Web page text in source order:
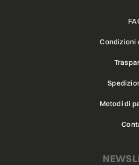
Condizioni
Metodi di